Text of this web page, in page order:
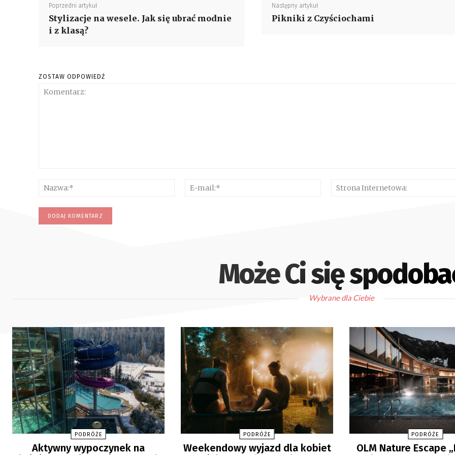
Poprzedni artykuł
Stylizacje na wesele. Jak się ubrać modnie
i z klasą?
Następny artykuł
Pikniki z Czyściochami
ZOSTAW ODPOWIEDŹ
Nazwa:*
Może Ci się
Wybrane dla Ciebie
PODRÓŻE
Aktywny wypoczynek na
PODRÓŻE
Weekendowy wyjazd dla kobiet
PODRÓŻE
OLM Nature Escape